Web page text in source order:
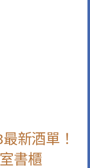
新酒單！
書櫃